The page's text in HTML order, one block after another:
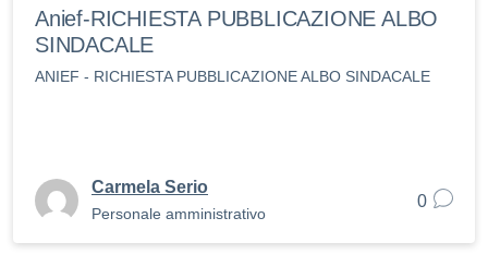
Anief-RICHIESTA PUBBLICAZIONE ALBO
SINDACALE
ANIEF - RICHIESTA PUBBLICAZIONE ALBO SINDACALE
Carmela Serio
Personale amministrativo
0